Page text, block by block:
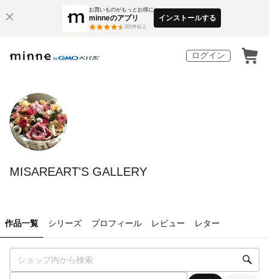
お買いものがもっとお得に
minneのアプリ
3万件以上
インストールする
ログイン
MISAREART'S GALLERY
作品一覧 シリーズ プロフィール レビュー レター